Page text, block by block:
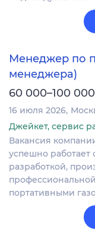
Менеджер по
менеджера)
60 000–100 000
16 июля 2026
Джейкет, сервис
Вакансия
успешно работает
разработкой,
портативными